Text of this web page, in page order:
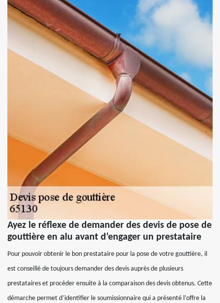
Ayez le réflexe de demander des devis de pose de
gouttière en alu avant d’engager un prestataire
Pour pouvoir obtenir le bon prestataire pour la pose de votre gouttière, il
est conseillé de toujours demander des devis auprès de plusieurs
prestataires et procéder ensuite à la comparaison des devis obtenus. Cette
démarche permet d’identifier le soumissionnaire qui a présenté l’offre la